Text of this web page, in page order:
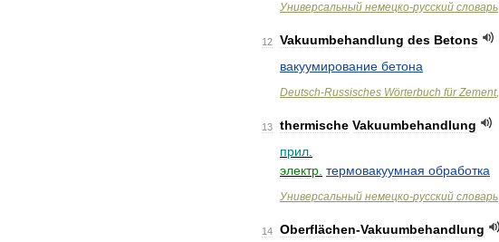
Универсальный немецко-русский словарь
12 Vakuumbehandlung des Betons
вакуумирование бетона
Deutsch-Russisches Wörterbuch für Zement,
13 thermische Vakuumbehandlung
прил
электр термовакуумная обработка
Универсальный немецко-русский словарь
14 Oberflächen-Vakuumbehandlung